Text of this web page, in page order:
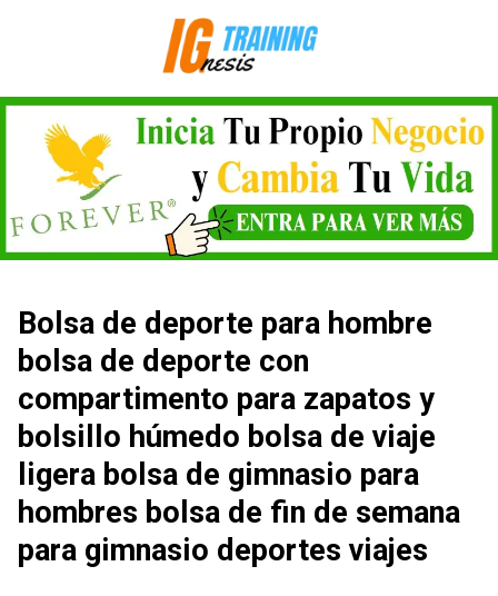
Bolsa de deporte para hombre
bolsa de deporte con
compartimento para zapatos y
bolsillo húmedo bolsa de viaje
ligera bolsa de gimnasio para
hombres bolsa de fin de semana
para gimnasio deportes viajes